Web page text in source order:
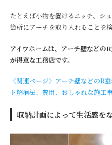
たとえば小物を置けるニッチ、シ
箇所にアーチを取り入れることを
アイワホームは、アーチ壁などの
が得意な工務店です。
〈関連ページ〉アーチ壁などのR
ト解消法、費用、おしゃれな施工
収納計画によって生活感を